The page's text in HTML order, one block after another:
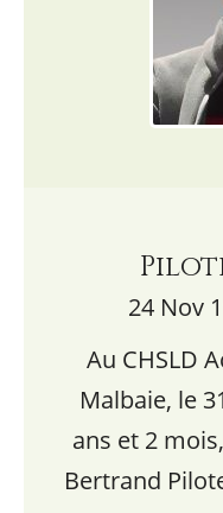
24 Nov
Au CHSLD
Malbaie, le
ans et 2
Bertrand